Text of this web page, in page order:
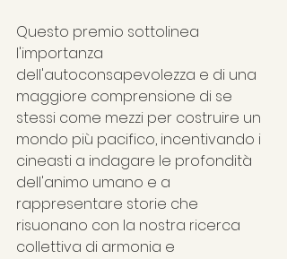
Questo premio sottolinea
l'importanza
dell'autoconsapevolezza e di una
maggiore comprensione di se
stessi come mezzi per costruire un
mondo più pacifico, incentivando i
cineasti a indagare le profondità
dell'animo umano e a
rappresentare storie che
risuonano con la nostra ricerca
collettiva di armonia e